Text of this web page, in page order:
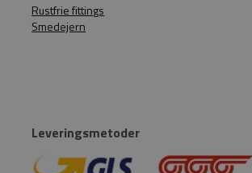
Rustfrie fittings
Smedejern
Leveringsmetoder